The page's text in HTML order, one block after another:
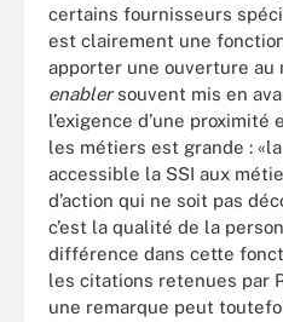
certains fournisseurs
est clairement une
apporter une ouverture au
enablersouvent mis en
l’exigence d’une proximité
les métiers est grande :
accessible la SSI aux
d’action qui ne soit pas
c’est la qualité de la
différence dans cette
les citations retenues par
une remarque peut